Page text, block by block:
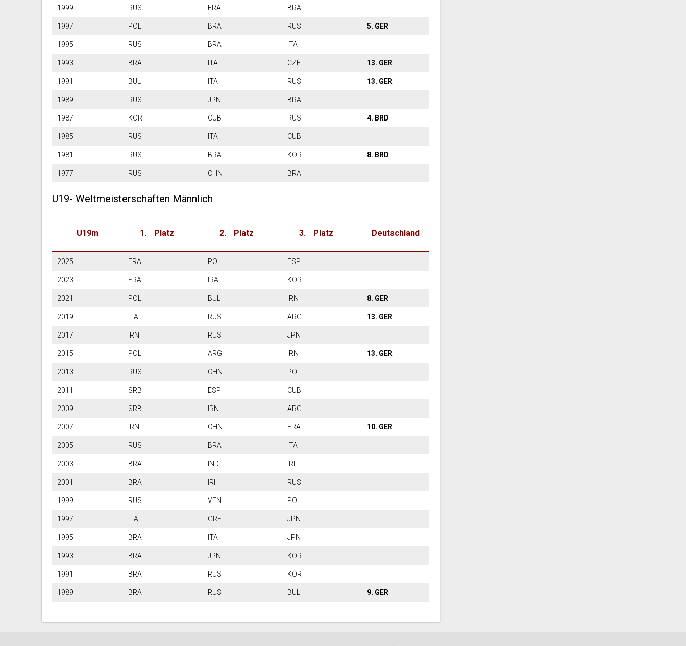
1999 RUS FRA BRA
1997 POL BRA RUS 5. GER
1995 RUS BRA ITA
1993 BRA ITA CZE 13. GER
1991 BUL ITA RUS 13. GER
1989 RUS JPN BRA
1987 KOR CUB RUS 4. BRD
1985 RUS ITA CUB
1981 RUS BRA KOR 8. BRD
1977 RUS CHN BRA
U19- Weltmeisterschaften Männlich
U19m Platz Platz Platz Deutschland
2025 FRA POL ESP
2023 FRA IRA KOR
2021 POL BUL IRN 8. GER
2019 ITA RUS ARG 13. GER
2017 IRN RUS JPN
2015 POL ARG IRN 13. GER
2013 RUS CHN POL
2011 SRB ESP CUB
2009 SRB IRN ARG
2007 IRN CHN FRA 10. GER
2005 RUS BRA ITA
2003 BRA IND IRI
2001 BRA IRI RUS
1999 RUS VEN POL
1997 ITA GRE JPN
1995 BRA ITA JPN
1993 BRA JPN KOR
1991 BRA RUS KOR
1989 BRA RUS BUL 9. GER